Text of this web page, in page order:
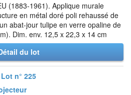
(1883-1961). Applique murale
en métal doré poli rehaussé de
abat-jour tulipe en verre opaline de
Dim. env. 12,5 x 22,3 x 14 cm
du lot
Lot n° 225